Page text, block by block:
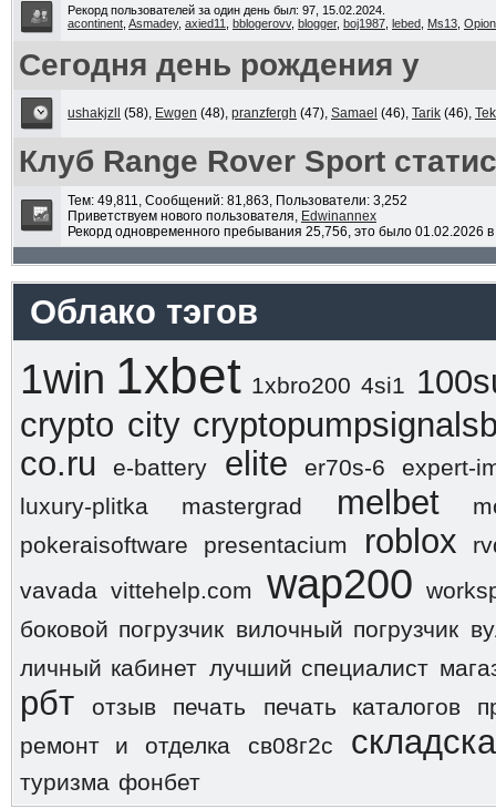
Рекорд пользователей за один день был: 97, 15.02.2024.
acontinent, Asmadey, axied11 bblogerovv, blogger, boj1987, lebed, Ms13,
Сегодня день рождения у
ushakjzll (58), Ewgen (48), pranzfergh (47), Samael (46), Tarik (46),
Клуб Range Rover Sport
Тем: 49,811, Сообщений: 81,863, Пользователи: 3,252
Приветствуем нового пользователя, Edwinannex
Рекорд одновременного пребывания 25,756, это было 01.02.2026
Облако тэгов
1win 1xbet 1xbro200 4si1
crypto city
co.ru
e-battery elite er70s-6
expert-
luxury-plitka
mastergrad melbet
pokeraisoftware
presentacium roblox
vavada vittehelp.com wap200
боковой погрузчик вилочный погрузчик
личный кабинет лучший специалист
рбт отзыв печать печать каталогов
ремонт и отделка
св08г2с
туризма фонбет